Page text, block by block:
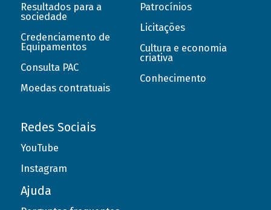
Resultados para a
sociedade
Credenciamento de
Equipamentos
Consulta PAC
Moedas contratuais
Patrocínios
Licitações
Cultura e economia
criativa
Conhecimento
Redes Sociais
YouTube
Instagram
Ajuda